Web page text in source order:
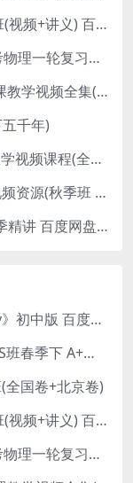
杨萌物理2023初三物理上秋季A+班(视频+讲义) 百度网盘分享
2024赵玉峰高三物理课程24年高考物理一轮复习网课教程
沪科版(初三)九年级物理全一册网课教学视频全集(录播版 杜春雨 66讲)
千年)
[胡金铭 Diana]新概念英语第1册教学视频课程(全集 百度网盘下载)
2022赵礼显高一数学必修一课程视频资源(秋季班 含讲义)百度网盘云
胡源2024届高考数学二轮寒假春季精讲 百度网盘分享
一天一个小故事《one story a day》初中版 百度网盘分享下载
初中数学 2024初一数学 朱韬数学 S班春季下 A+班春季下 百度云网盘
国卷+北京卷)
杨萌物理2023初三物理上秋季A+班(视频+讲义) 百度网盘分享
2024赵玉峰高三物理课程24年高考物理一轮复习网课教程